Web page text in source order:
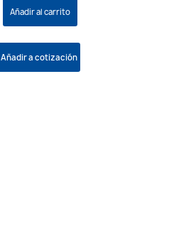
Añadir al carrito
Añadir a cotización